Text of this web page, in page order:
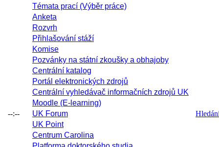
--:--
Témata prací (Výběr práce)
Anketa
Rozvrh
Přihlašování stáží
Komise
Pozvánky na státní zkoušky a obhajoby
Centrální katalog
Portál elektronických zdrojů
Centrální vyhledávač informačních zdrojů UK
Moodle (E-learning)
UK Forum
UK Point
Centrum Carolina